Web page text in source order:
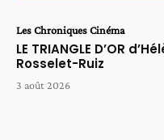
Les Chroniques Cinéma
LE TRIANGLE D’OR
Rosselet-Ruiz
3 août 2026